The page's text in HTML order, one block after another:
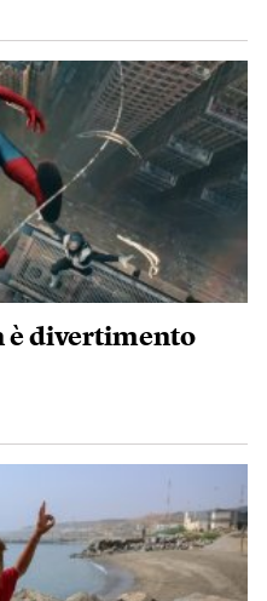
è divertimento